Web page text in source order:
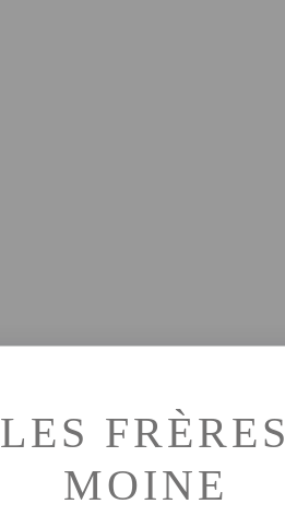
LES FRÈRES
MOINE